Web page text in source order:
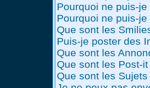
Pourquoi ne puis-
Pourquoi ne puis-
Que sont les
Puis-je poster des
Que sont les
Que sont les Post-it
Que sont les